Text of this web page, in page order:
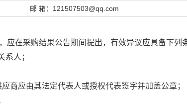
邮 箱：121507503@qq.com
应在采购结果公告期间提出，有效异议应具备下列
人；
商应由其法定代表人或授权代表签字并加盖公章；